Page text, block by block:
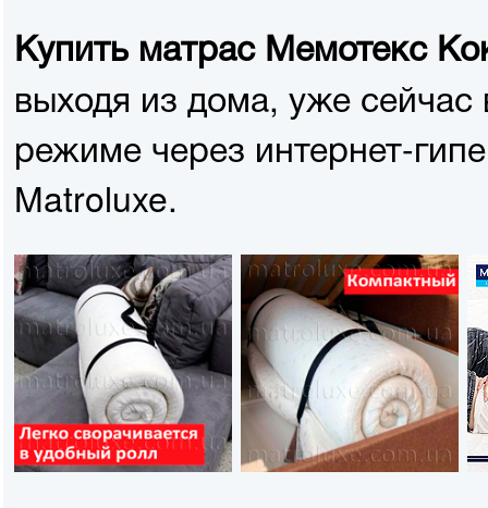
Купить матрас Мемотекс
выходя из дома, уже сейчас
режиме через интернет-
Matroluxe.